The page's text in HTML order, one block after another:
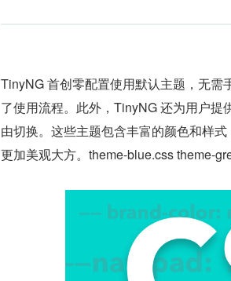
TinyNG 首创零配置使用默认主题，无需
了使用流程。此外，TinyNG 还为用户
由切换。这些主题包含丰富的颜色和样
更加美观大方。theme-blue.css theme-